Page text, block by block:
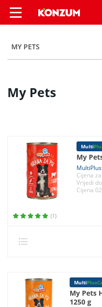
My Pets -
MY PETS
My Pets
Multi
My
Cijena
Vrijedi
Cijena
(1)
Multi
My Pets
1250 g